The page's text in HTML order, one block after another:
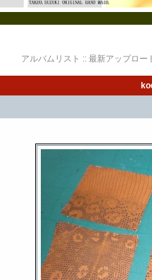
アルバムリスト :: 最新アップロー